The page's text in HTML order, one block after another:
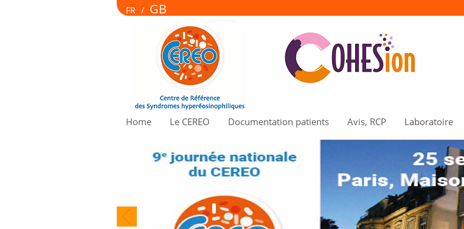
FR / GB
Home Le CEREO Documentation patients Avis, RCP Laboratoire